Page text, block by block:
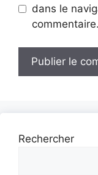
dans le
commentaire.
Rechercher